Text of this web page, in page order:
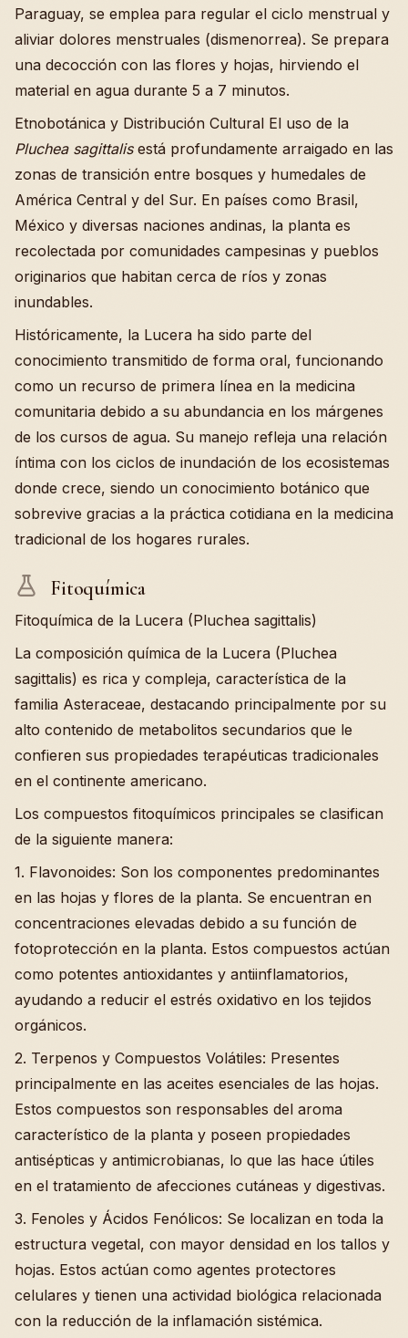
Paraguay, se emplea para regular el ciclo menstrual y
aliviar dolores menstruales (dismenorrea). Se prepara
una decocción con las flores y hojas, hirviendo el
material en agua durante 5 a 7 minutos.
Etnobotánica y Distribución Cultural El uso de la
Pluchea sagittalisestá profundamente arraigado en las
zonas de transición entre bosques y humedales de
América Central y del Sur. En países como Brasil,
México y diversas naciones andinas, la planta es
recolectada por comunidades campesinas y pueblos
originarios que habitan cerca de ríos y zonas
inundables.
Históricamente, la Lucera ha sido parte del
conocimiento transmitido de forma oral, funcionando
como un recurso de primera línea en la medicina
comunitaria debido a su abundancia en los márgenes
de los cursos de agua. Su manejo refleja una relación
íntima con los ciclos de inundación de los ecosistemas
donde crece, siendo un conocimiento botánico que
sobrevive gracias a la práctica cotidiana en la medicina
tradicional de los hogares rurales.
Fitoquímica
Fitoquímica de la Lucera (Pluchea sagittalis)
La composición química de la Lucera (Pluchea
sagittalis) es rica y compleja, característica de la
familia Asteraceae, destacando principalmente por su
alto contenido de metabolitos secundarios que le
confieren sus propiedades terapéuticas tradicionales
en el continente americano.
Los compuestos fitoquímicos principales se clasifican
de la siguiente manera:
1. Flavonoides: Son los componentes predominantes
en las hojas y flores de la planta. Se encuentran en
concentraciones elevadas debido a su función de
fotoprotección en la planta. Estos compuestos actúan
como potentes antioxidantes y antiinflamatorios,
ayudando a reducir el estrés oxidativo en los tejidos
orgánicos.
2. Terpenos y Compuestos Volátiles: Presentes
principalmente en las aceites esenciales de las hojas.
Estos compuestos son responsables del aroma
característico de la planta y poseen propiedades
antisépticas y antimicrobianas, lo que las hace útiles
en el tratamiento de afecciones cutáneas y digestivas.
3. Fenoles y Ácidos Fenólicos: Se localizan en toda la
estructura vegetal, con mayor densidad en los tallos y
hojas. Estos actúan como agentes protectores
celulares y tienen una actividad biológica relacionada
con la reducción de la inflamación sistémica.